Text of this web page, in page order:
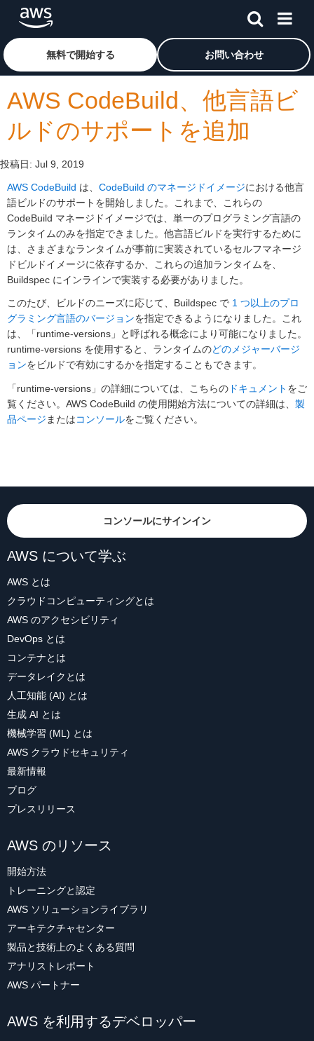
メインコンテンツに移動
アマゾン ウェブ サービスのホームページに戻るには、こ
無料で開始する お問い合わせ
AWS CodeBuild、他言語ビ
ルドのサポートを追加
投稿日: Jul 9, 2019
AWS CodeBuild は、 CodeBuild のマネージドイメージにおける他言
語ビルドのサポートを開始しました。これまで、これらの
CodeBuild マネージドイメージでは、単一のプログラミング言語の
ランタイムのみを指定できました。他言語ビルドを実行するために
は、さまざまなランタイムが事前に実装されているセルフマネージ
ドビルドイメージに依存するか、これらの追加ランタイムを、
Buildspec にインラインで実装する必要がありました。
このたび、ビルドのニーズに応じて、Buildspec で 1 つ以上のプロ
グラミング言語のバージョンを指定できるようになりました。これ
は、「runtime-versions」と呼ばれる概念により可能になりました。
runtime-versions を使用すると、ランタイムのどのメジャーバージ
ョンをビルドで有効にするかを指定することもできます。
「runtime-versions」の詳細については、こちらの ドキュメント をご
覧ください。AWS CodeBuild の使用開始方法についての詳細は、 製
品ページ またはコンソールをご覧ください。
コンソールにサインイン
AWS について学ぶ
AWS とは
クラウドコンピューティングとは
AWS のアクセシビリティ
DevOps とは
コンテナとは
データレイクとは
人工知能 (AI) とは
生成 AI とは
機械学習 (ML) とは
AWS クラウドセキュリティ
最新情報
ブログ
プレスリリース
AWS のリソース
開始方法
トレーニングと認定
AWS ソリューションライブラリ
アーキテクチャセンター
製品と技術上のよくある質問
アナリストレポート
AWS パートナー
AWS を利用するデベロッパー